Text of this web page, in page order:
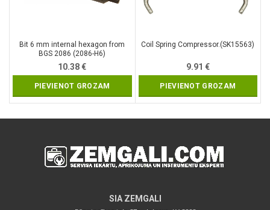
Bit 6 mm internal hexagon from
BGS 2086 (2086-H6)
10.38€
PIEVIENOT GROZAM
Coil Spring Compressor.(SK15563)
9.91 €
PIEVIENOT GROZAM
SIA ZEMGALI